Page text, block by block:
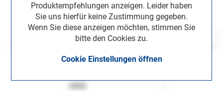
Produktempfehlungen anzeigen. Leider haben
Sie uns hierfür keine Zustimmung gegeben.
Wenn Sie diese anzeigen möchten, stimmen Sie
bitte den Cookies zu.
Cookie Einstellungen öffnen